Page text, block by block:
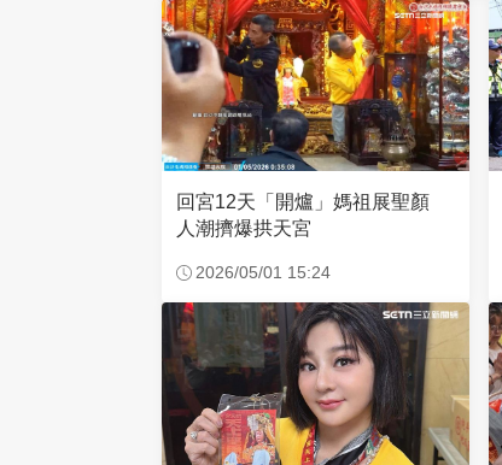
回宮12天「開爐」媽祖展聖顏
人潮擠爆拱天宮
2026/05/01 15:24